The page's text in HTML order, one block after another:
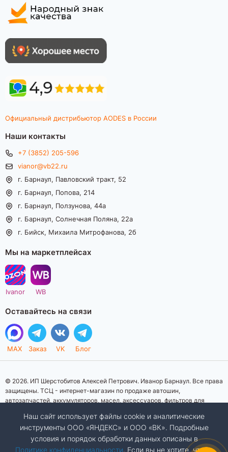
Официальный дистрибьютор AODES в России
Наши контакты
+7 (3852) 205-596
vianor@vb22.ru
г. Барнаул, Павловский тракт, 52
г. Барнаул, Попова, 214
г. Барнаул, Ползунова, 44а
г. Барнаул, Солнечная Поляна, 22а
г. Бийск, Михаила Митрофанова, 2б
Мы на маркетплейсах
Ivanor WB
Оставайтесь на связи
MAX Заказ VK Блог
© 2026. ИП Шерстобитов Алексей Петрович. Иванор Барнаул. Все права
защищены. ТСЦ - интернет-магазин по продаже автошин,
автозапчастей, аккумуляторов, масел, аксессуаров, фильтров для
информационный характер. Представленная информация о товарах, их
стоимости, характеристик, фото, наличия на складе ни при каких
условиях не является публичной офертой, определяемой положениями
Статьи 437 (2) Гражданского кодекса Российской Федерации.
Наш сайт использует файлы cookie и аналитические
инструменты ООО «ЯНДЕКС» и ООО «ВК». Подробные
условия и порядок обработки данных описаны в
Политике конфиденциальности. Если вы не хотите, чтобы